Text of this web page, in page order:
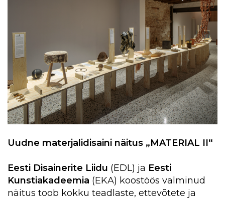
Uudne materjalidisaini näitus „MATERIAL II“
Eesti Disainerite Liidu (EDL) ja Eesti
Kunstiakadeemia (EKA) koostöös valminud
näitus toob kokku teadlaste, ettevõtete ja